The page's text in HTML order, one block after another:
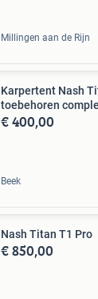
Millingen aan de Rijn
Karpertent Nash
toebehoren
€ 400,00
Beek
Nash Titan T1 Pro
€ 850,00